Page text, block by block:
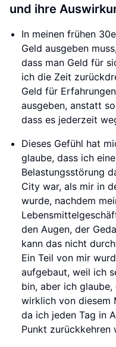
und ihre
In meinen frühen
Geld ausgeben
dass man Geld für
ich die Zeit
Geld für
ausgeben, anstatt
dass es jederzeit
Dieses Gefühl hat
glaube, dass ich
Belastungsstörung
City war, als mir in
wurde, nachdem
den Augen, der
kann das nicht
Ein Teil von mir
aufgebaut, weil ich
bin, aber ich
wirklich von diesem
da ich jeden Tag in
Punkt zurückkehren